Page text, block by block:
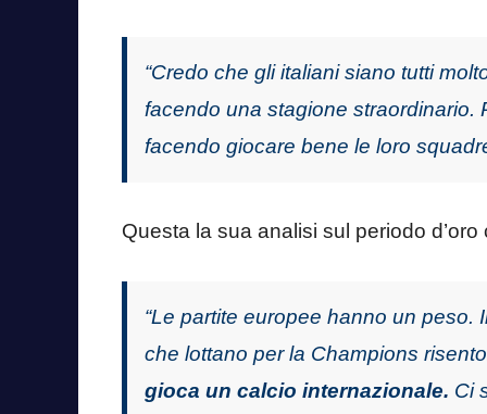
“Credo che gli italiani siano tutti
facendo una stagione straordinario.
facendo giocare bene le loro
Questa la sua analisi sul periodo
“Le partite europee hanno un peso.
che lottano per la Champions
gioca un calcio internazionale. Ci